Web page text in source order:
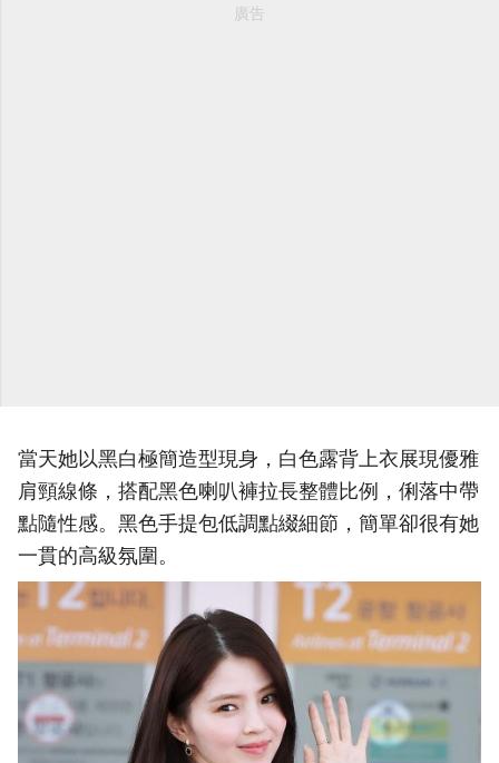
廣告
當天她以黑白極簡造型現身，白色露背上衣展現優雅
肩頸線條，搭配黑色喇叭褲拉長整體比例，俐落中帶
點隨性感。黑色手提包低調點綴細節，簡單卻很有她
一貫的高級氛圍。